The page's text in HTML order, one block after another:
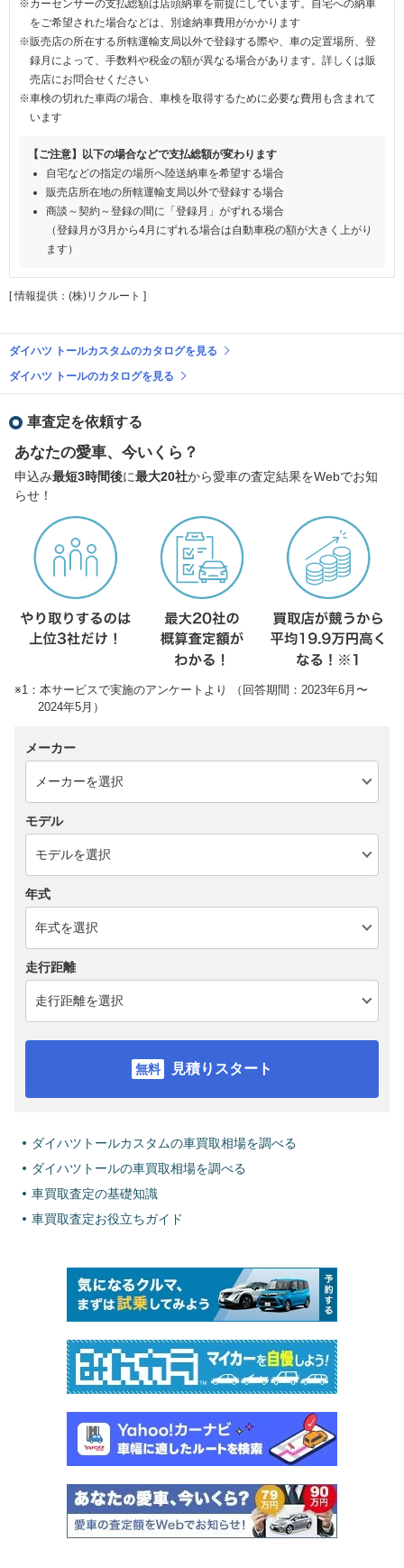
※カーセンサーの支払総額は店頭納車を前提にしています。自宅への納車
をご希望された場合などは、別途納車費用がかかります
※販売店の所在する所轄運輸支局以外で登録する際や、車の定置場所、登
録月によって、手数料や税金の額が異なる場合があります。詳しくは販
売店にお問合せください
※車検の切れた車両の場合、車検を取得するために必要な費用も含まれて
います
【ご注意】以下の場合などで支払総額が変わります
自宅などの指定の場所へ陸送納車を希望する場合
販売店所在地の所轄運輸支局以外で登録する場合
商談～契約～登録の間に「登録月」がずれる場合
（登録月が3月から4月にずれる場合は自動車税の額が大きく上がり
ます）
[ 情報提供：(株)リクルート ]
ダイハツ トールカスタムのカタログを見る
ダイハツ トールのカタログを見る
車査定を依頼する
あなたの愛車、今いくら？
申込み最短3時間後に最大20社から愛車の査定結果をWebでお知
らせ！
※1：本サービスで実施のアンケートより （回答期間：2023年6月〜
2024年5月）
メーカー
モデル
年式
走行距離
見積りスタート
ダイハツトールカスタムの車買取相場を調べる
ダイハツトールの車買取相場を調べる
車買取査定の基礎知識
車買取査定お役立ちガイド